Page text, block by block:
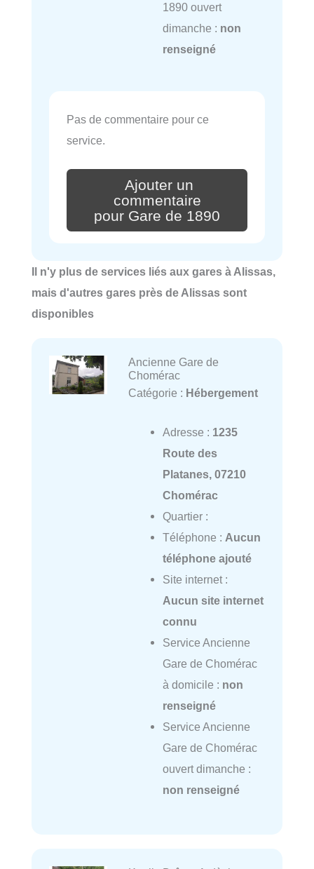
1890 ouvert
dimanche : non
renseigné
Pas de commentaire pour ce
service.
Ajouter un
commentaire
pour Gare de 1890
Il n'y plus de services liés aux gares à Alissas,
mais d'autres gares près de Alissas sont
disponibles
Ancienne Gare de
Chomérac
Catégorie : Hébergement
Adresse : 1235
Route des
Platanes, 07210
Chomérac
Quartier :
Téléphone : Aucun
téléphone ajouté
Site internet :
Aucun site internet
connu
Service Ancienne
Gare de Chomérac
à domicile : non
renseigné
Service Ancienne
Gare de Chomérac
ouvert dimanche :
non renseigné